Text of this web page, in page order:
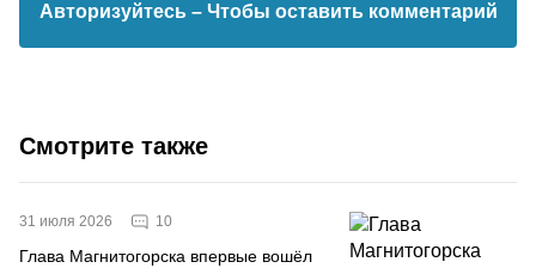
Авторизуйтесь – Чтобы оставить комментарий
Смотрите также
31 июля 2026 10
Глава Магнитогорска впервые вошёл